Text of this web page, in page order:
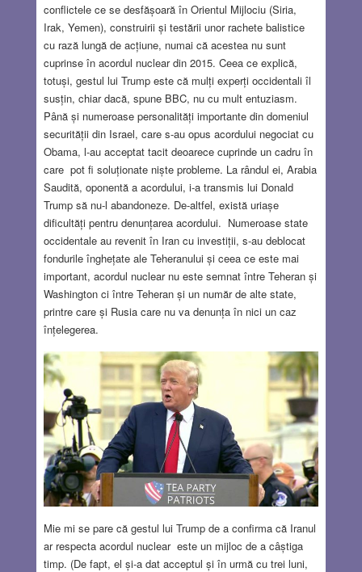
conflictele ce se desfășoară în Orientul Mijlociu (Siria,
Irak, Yemen), construirii și testării unor rachete balistice
cu rază lungă de acțiune, numai că acestea nu sunt
cuprinse în acordul nuclear din 2015. Ceea ce explică,
totuși, gestul lui Trump este că mulți experți occidentali îl
susțin, chiar dacă, spune BBC, nu cu mult entuziasm.
Până și numeroase personalități importante din domeniul
securității din Israel, care s-au opus acordului negociat cu
Obama, l-au acceptat tacit deoarece cuprinde un cadru în
care pot fi soluționate niște probleme. La rândul ei, Arabia
Saudită, oponentă a acordului, i-a transmis lui Donald
Trump să nu-l abandoneze. De-altfel, există uriașe
dificultăți pentru denunțarea acordului. Numeroase state
occidentale au revenit în Iran cu investiții, s-au deblocat
fondurile înghețate ale Teheranului și ceea ce este mai
important, acordul nuclear nu este semnat între Teheran și
Washington ci între Teheran și un număr de alte state,
printre care și Rusia care nu va denunța în nici un caz
înțelegerea.
Mie mi se pare că gestul lui Trump de a confirma că Iranul
ar respecta acordul nuclear este un mijloc de a câștiga
timp. (De fapt, el și-a dat acceptul și în urmă cu trei luni,